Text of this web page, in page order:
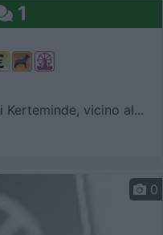
1
vicino al...
0